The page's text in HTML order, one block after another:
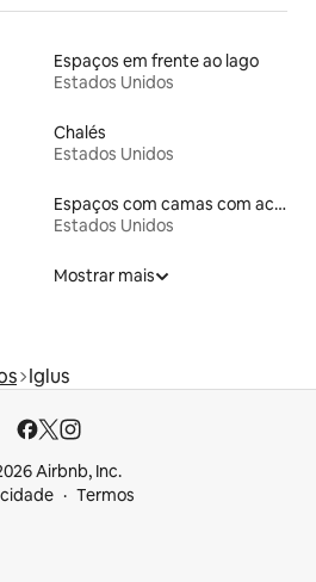
Espaços em frente ao lago
Estados Unidos
Chalés
Estados Unidos
Espaços com camas com acessos adaptados em altura
Estados Unidos
Mostrar mais
Iglus
Airbnb, Inc.
Termos